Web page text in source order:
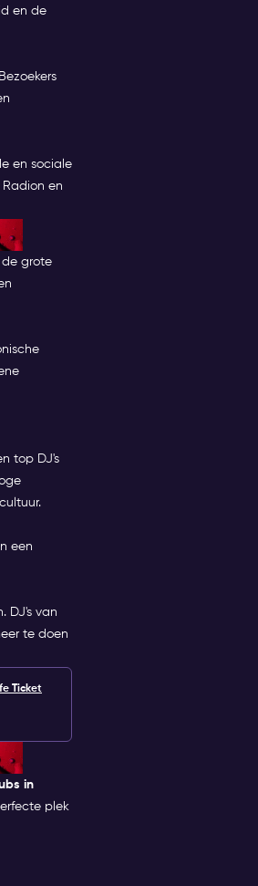
en de
en sociale
en
de grote
top DJ's
een
DJ's van
te doen
Ticket
in
plek